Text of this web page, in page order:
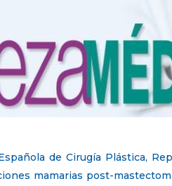
de Cirugía Plástica,
mamarias post-